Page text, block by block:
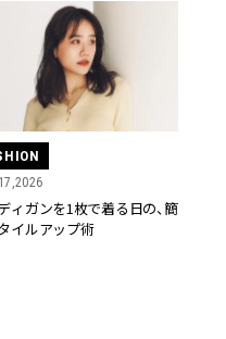
ィガンを1枚で着る日の、簡
イルアップ術